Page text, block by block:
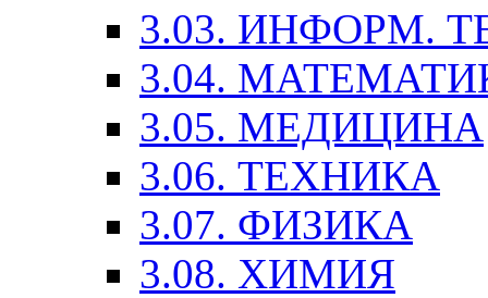
3.03. ИНФОРМ.
3.04.
3.05. МЕДИЦИНА
3.06. ТЕХНИКА
3.07. ФИЗИКА
3.08. ХИМИЯ